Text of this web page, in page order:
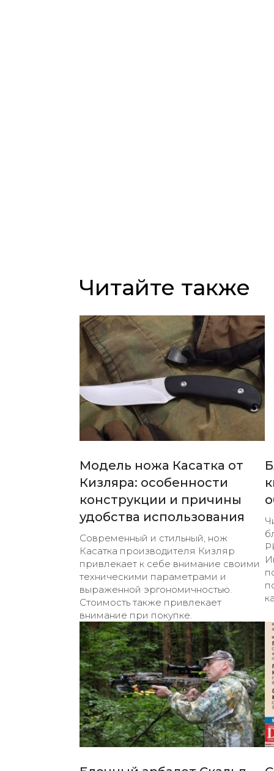
Читайте также
Модель ножа Касатка от
Кизляра: особенности
конструкции и причины
удобства использования
Современный и стильный, нож
Касатка производителя Кизляр
привлекает к себе внимание своими
техническими параметрами и
выраженной эргономичностью.
Стоимость также привлекает
внимание при покупке.